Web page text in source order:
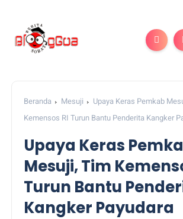
Beranda Mesuji
Upaya Keras Pemkab
Kemensos RI Turun Bantu Penderita Kangker
Upaya Keras
Mesuji, Tim
Turun Bantu
Kangker Payudara